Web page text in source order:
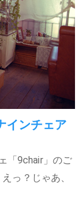
インチェア
「9chair」のご
っ？じゃあ、